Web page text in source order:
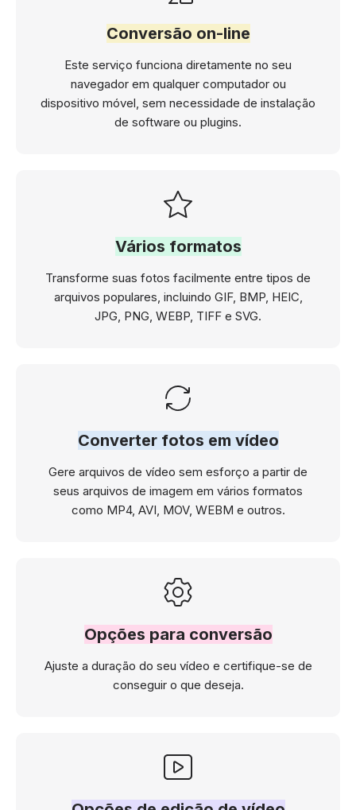
Conversão on-line
Este serviço funciona diretamente no seu
navegador em qualquer computador ou
dispositivo móvel, sem necessidade de instalação
de software ou plugins.
Vários formatos
Transforme suas fotos facilmente entre tipos de
arquivos populares, incluindo GIF, BMP, HEIC,
JPG, PNG, WEBP, TIFF e SVG.
Converter fotos em vídeo
Gere arquivos de vídeo sem esforço a partir de
seus arquivos de imagem em vários formatos
como MP4, AVI, MOV, WEBM e outros.
Opções para conversão
Ajuste a duração do seu vídeo e certifique-se de
conseguir o que deseja.